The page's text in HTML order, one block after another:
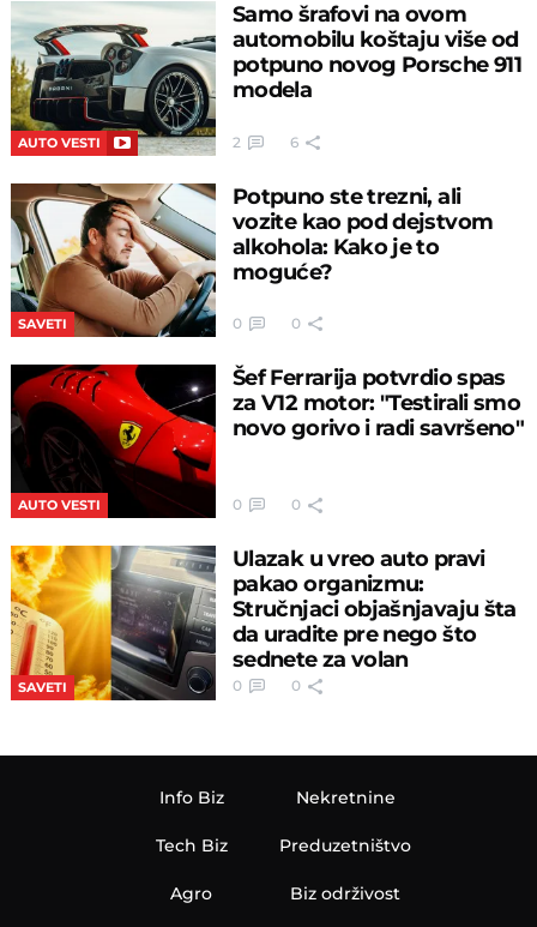
AUTO VESTI
Samo šrafovi na ovom
automobilu koštaju više od
potpuno novog Porsche 911
modela
2 6
SAVETI
Potpuno ste trezni, ali
vozite kao pod dejstvom
alkohola: Kako je to
moguće?
0 0
AUTO VESTI
Šef Ferrarija potvrdio spas
za V12 motor: "Testirali smo
novo gorivo i radi savršeno"
0 0
SAVETI
Ulazak u vreo auto pravi
pakao organizmu:
Stručnjaci objašnjavaju šta
da uradite pre nego što
sednete za volan
0 0
Info Biz
Tech Biz
Agro
Nekretnine
Preduzetništvo
Biz održivost